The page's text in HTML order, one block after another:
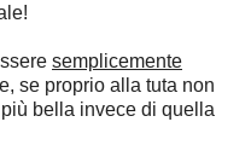
semplicemente
se proprio alla tuta non
bella invece di quella